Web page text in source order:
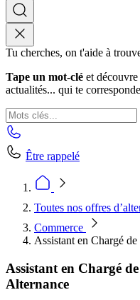
Tu cherches, on t'aide à
Tape un mot-clé et
actualités... qui te
Être rappelé
Toutes nos offres
Commerce
Assistant en Chargé
Assistant en Chargé
Alternance